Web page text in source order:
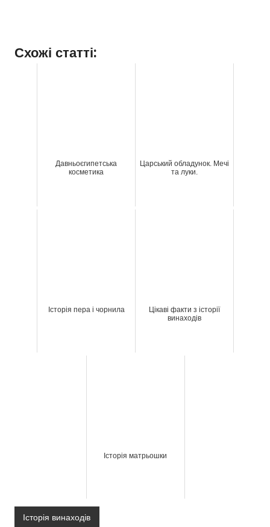
Схожі статті:
Давньоєгипетська
косметика
Царський обладунок. Мечі
та луки.
Історія пера і чорнила
Цікаві факти з історії
винаходів
Історія матрьошки
Історія винаходів